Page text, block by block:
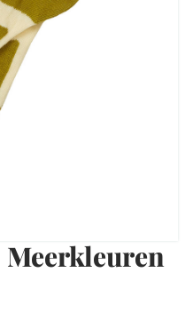
Meerkleuren